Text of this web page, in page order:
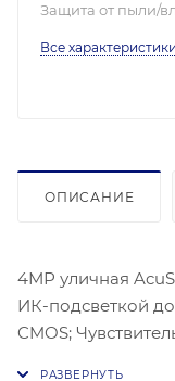
Защита от пыли/
Все характеристики
ОПИСАНИЕ
4МР уличная
ИК-подсветкой
CMOS;